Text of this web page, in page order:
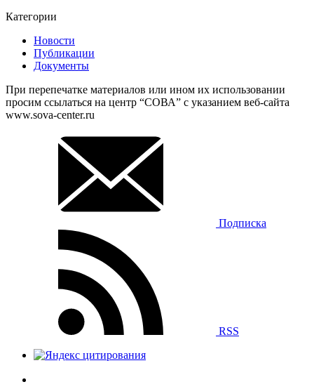
Категории
Новости
Публикации
Документы
При перепечатке материалов или ином их использовании
просим ссылаться на центр “СОВА” с указанием веб-сайта
www.sova-center.ru
Подписка
RSS